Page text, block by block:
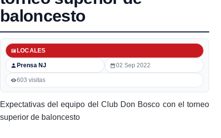
baloncesto
Prensa NJ
LOCALES
02 Sep 2022
603 visitas
Expectativas del equipo del Club Don Bosco con el torneo
superior de baloncesto